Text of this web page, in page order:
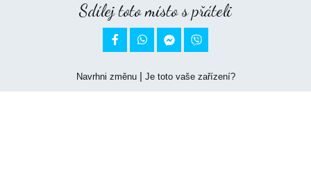
Sdílej toto místo s přáteli
 
Navrhni změnu| Je toto vaše zařízení?